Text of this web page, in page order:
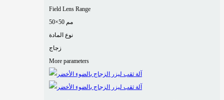
Field Lens Range
50×50 مم
نوع المادة
زجاج
More parameters